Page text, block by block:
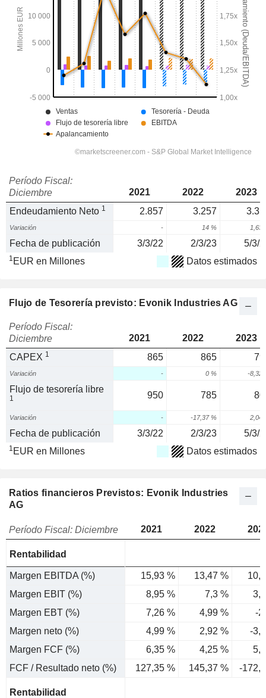
Período Fiscal:
Diciembre
2021 2022
2023
Endeudamiento Neto 1 2.857 3.257
Variación - 14 % 1,63
Fecha de publicación 3/3/22 2/3/23 5/3/
1 EUR en Millones Datos estimados
Flujo de Tesorería previsto: Evonik Industries AG
Período Fiscal:
Diciembre
2021 2022
2023
CAPEX 1 865 865
Variación - 0 % -8,32
Flujo de tesorería libre
1 950 785
Variación - -17,37 % 2,04
Fecha de publicación 3/3/22 2/3/23 5/3/
1 EUR en Millones Datos estimados
Ratios financieros Previstos: Evonik Industries
AG
Período Fiscal: Diciembre 2021 2022
Rentabilidad
Margen EBITDA (%) 15,93 % 13,47 %
Margen EBIT (%)
8,95 % 7,3 %
Margen EBT (%)
7,26 % 4,99 %
-
Margen neto (%)
4,99 % 2,92 %
-
Margen FCF (%)
6,35 % 4,25 %
FCF / Resultado neto (%)
127,35 % 145,37 % -
Rentabilidad